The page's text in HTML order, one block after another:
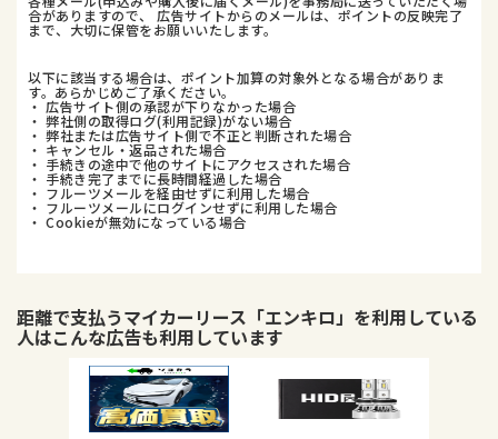
合がありますので、 広告サイトからのメールは、ポイントの反映完了
まで、大切に保管をお願いいたします。
以下に該当する場合は、ポイント加算の対象外となる場合がありま
す。あらかじめご了承ください。
・ 広告サイト側の承認が下りなかった場合
・ 弊社側の取得ログ(利用記録)がない場合
・ 弊社または広告サイト側で不正と判断された場合
・ キャンセル・返品された場合
・ 手続きの途中で他のサイトにアクセスされた場合
・ 手続き完了までに長時間経過した場合
・ フルーツメールを経由せずに利用した場合
・ フルーツメールにログインせずに利用した場合
・ Cookieが無効になっている場合
距離で支払うマイカーリース「エンキロ」 を利用している
人はこんな広告も利用しています